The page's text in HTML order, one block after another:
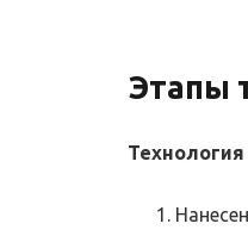
Этапы